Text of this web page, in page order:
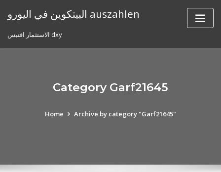
البيتكوين في اليورو auszahlen
الاستثمار اقتبس dxy
Category Garf21645
Home Archive by category "Garf21645"